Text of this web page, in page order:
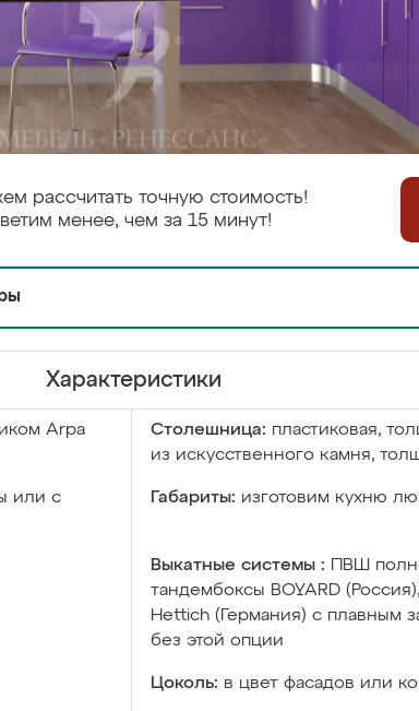
рассчитать точную стоимость!
менее, чем за 15 минут!
Характеристики
Arpa
Столешница: пластиковая,
из искусственного камня,
или с
Габариты: изготовим кухню
Выкатные системы :
ПВШ
тандембоксы BOYARD
Hettich (Германия) с плавным
без этой опции
Цоколь: в цвет фасадов или